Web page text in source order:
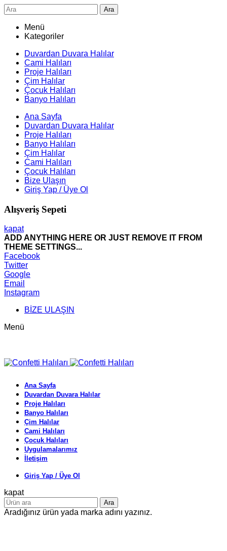
Ara
Menü
Kategoriler
Duvardan Duvara Halılar
Cami Halıları
Proje Halıları
Çim Halılar
Çocuk Halıları
Banyo Halıları
Ana Sayfa
Duvardan Duvara Halılar
Proje Halıları
Banyo Halıları
Çim Halılar
Cami Halıları
Çocuk Halıları
Bize Ulaşın
Giriş Yap / Üye Ol
Alışveriş Sepeti
kapat
ADD ANYTHING HERE OR JUST REMOVE IT FROM
THEME SETTINGS...
Facebook
Twitter
Google
Email
Instagram
BİZE ULAŞIN
Menü
Ana Sayfa
Duvardan Duvara Halılar
Proje Halıları
Banyo Halıları
Çim Halılar
Cami Halıları
Çocuk Halıları
Uygulamalarımız
İletişim
Giriş Yap / Üye Ol
kapat
Ara
Aradığınız ürün yada marka adını yazınız.